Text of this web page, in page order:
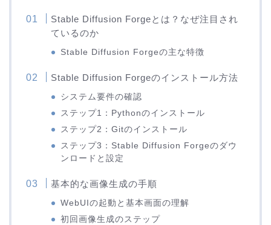
Stable Diffusion Forgeとは？なぜ注目され
ているのか
Stable Diffusion Forgeの主な特徴
Stable Diffusion Forgeのインストール方法
システム要件の確認
ステップ1：Pythonのインストール
ステップ2：Gitのインストール
ステップ3：Stable Diffusion Forgeのダウ
ンロードと設定
基本的な画像生成の手順
WebUIの起動と基本画面の理解
初回画像生成のステップ